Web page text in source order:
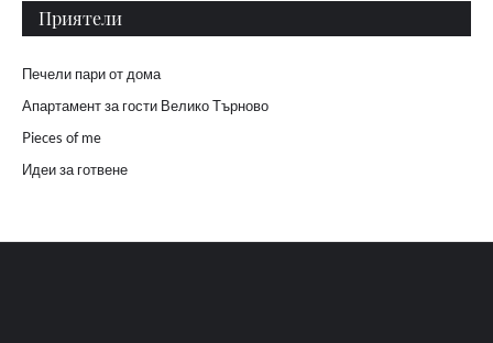
Приятели
Печели пари от дома
Апартамент за гости Велико Търново
Pieces of me
Идеи за готвене